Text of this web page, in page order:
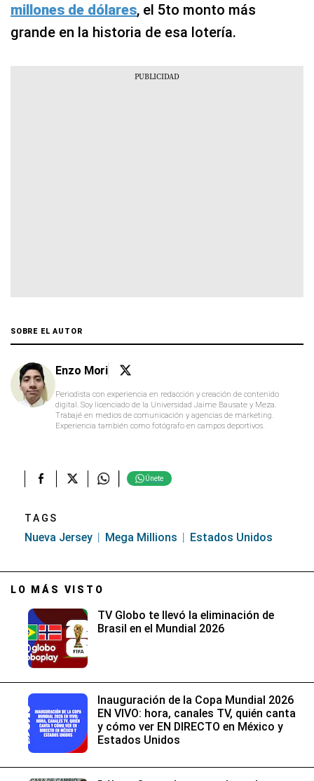
millones de dólares, el 5to monto más
grande en la historia de esa lotería.
SOBRE EL AUTOR
Enzo Mori
Periodista con experiencia en redacción y creación de contenido
digital. Soy licenciado de la Universidad Jaime Bausate y Meza.
Trabajé en medios de comunicación y agencias de marketing.
Experiencia también como fotógrafo en campos deportivos.
Únete
TAGS
Nueva Jersey Mega Millions Estados Unidos
LO MÁS VISTO
TV Globo te llevó la eliminación de
Brasil en el Mundial 2026
Inauguración de la Copa Mundial 2026
EN VIVO: hora, canales TV, quién canta
y cómo ver EN DIRECTO en México y
Estados Unidos